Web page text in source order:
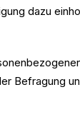
dazu
Befragung